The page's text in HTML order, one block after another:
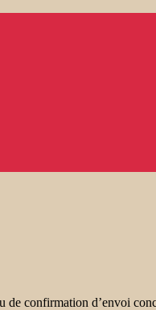
de confirmation d’envoi